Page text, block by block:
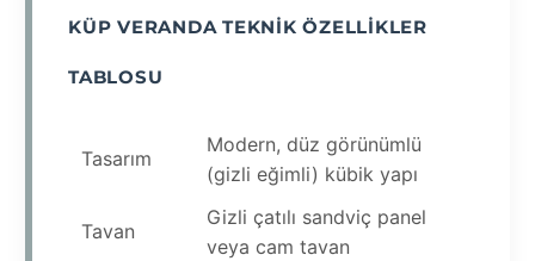
KÜP VERANDA TEKNIK ÖZELLIKLER
TABLOSU
Tasarım
Modern, düz görünümlü
(gizli eğimli) kübik yapı
Tavan
Gizli çatılı sandviç panel
veya cam tavan